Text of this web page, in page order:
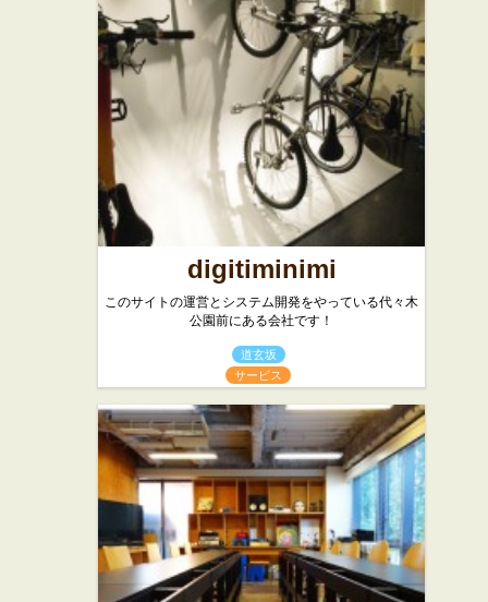
digitiminimi
このサイトの運営とシステム開発をやっている代々木
公園前にある会社です！
道玄坂
サービス